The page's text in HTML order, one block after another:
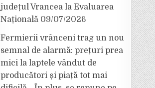
județul Vrancea la Evaluarea
Națională 09/07/2026
Fermierii vrânceni trag un nou
semnal de alarmă: prețuri prea
mici la laptele vândut de
producători și piață tot mai